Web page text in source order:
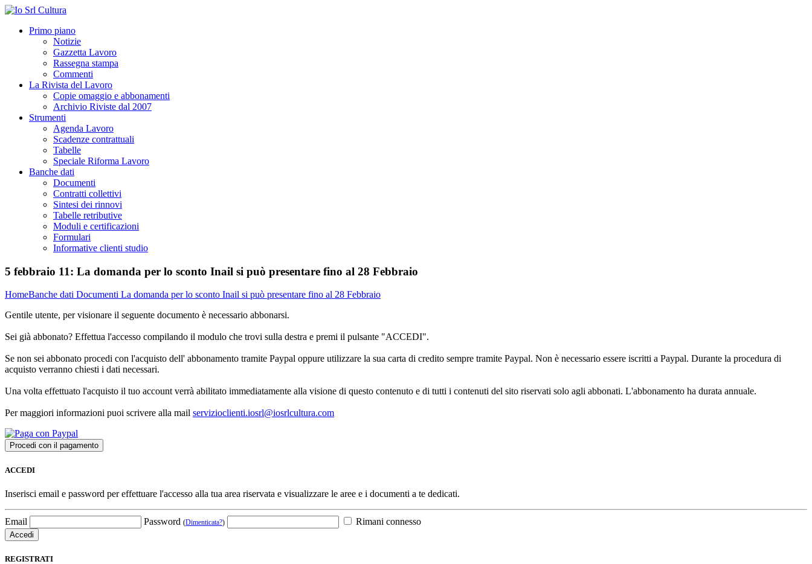
Primo piano
Notizie
Gazzetta Lavoro
Rassegna stampa
Commenti
La Rivista del Lavoro
Copie omaggio e abbonamenti
Archivio Riviste dal 2007
Strumenti
Agenda Lavoro
Scadenze contrattuali
Tabelle
Speciale Riforma Lavoro
Banche dati
Documenti
Contratti collettivi
Sintesi dei rinnovi
Tabelle retributive
Moduli e certificazioni
Formulari
Informative clienti studio
5 febbraio 11: La domanda per lo sconto Inail si può presentare fino al 28 Febbraio
HomeBanche dati Documenti La domanda per lo sconto Inail si può presentare fino al 28 Febbraio
Gentile utente, per visionare il seguente documento è necessario abbonarsi.
Sei già abbonato? Effettua l'accesso compilando il modulo che trovi sulla destra e premi il pulsante "ACCEDI".
Se non sei abbonato procedi con l'acquisto dell' abbonamento tramite Paypal oppure utilizzare la sua carta di credito sempre tramite Paypal. Non è necessario essere iscritti a Paypal. Durante la procedura di
acquisto verranno chiesti i dati necessari.
Una volta effettuato l'acquisto il tuo account verrà abilitato immediatamente alla visione di questo contenuto e di tutti i contenuti del sito riservati solo agli abbonati. L'abbonamento ha durata annuale.
Per maggiori informazioni puoi scrivere alla mail servizioclienti.iosrl@iosrlcultura.com
ACCEDI
Inserisci email e password per effettuare l'accesso alla tua area riservata e visualizzare le aree e i documenti a te dedicati.
Email Password (Dimenticata?) Rimani connesso
REGISTRATI